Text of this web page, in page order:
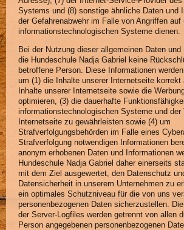
Systems und (8) sonstige ähnliche Daten und
der Gefahrenabwehr im Falle von Angriffen auf
informationstechnologischen Systeme dienen.
Bei der Nutzung dieser allgemeinen Daten
die Hundeschule Nadja Gabriel keine
betroffene Person. Diese Informationen
um (1) die Inhalte unserer Internetseite korrekt
Inhalte unserer Internetseite sowie die
optimieren, (3) die dauerhafte
informationstechnologischen Systeme und der
Internetseite zu gewährleisten sowie (4) um
Strafverfolgungsbehörden im Falle eines
Strafverfolgung notwendigen Informationen
anonym erhobenen Daten und Informationen
Hundeschule Nadja Gabriel daher einerseits
mit dem Ziel ausgewertet, den Datenschutz
Datensicherheit in unserem Unternehmen zu
ein optimales Schutzniveau für die von uns
personenbezogenen Daten sicherzustellen.
der Server-Logfiles werden getrennt von allen
Person angegebenen personenbezogenen